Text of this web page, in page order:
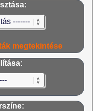
megtekintése